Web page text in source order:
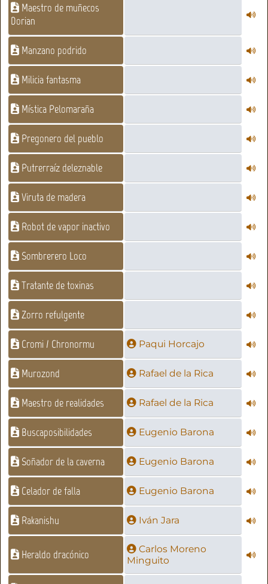
Maestro de muñecos
Dorian
Manzano podrido
Milicia fantasma
Mística Pelomaraña
Pregonero del pueblo
Putrerraíz deleznable
Viruta de madera
Robot de vapor inactivo
Sombrerero Loco
Tratante de toxinas
Zorro refulgente
Cromi / Chronormu Paqui Horcajo
Murozond Rafael de la Rica
Maestro de realidades Rafael de la Rica
Buscaposibilidades Eugenio Barona
Soñador de la caverna Eugenio Barona
Celador de falla Eugenio Barona
Rakanishu Iván Jara
Heraldo dracónico
Carlos Moreno
Minguito